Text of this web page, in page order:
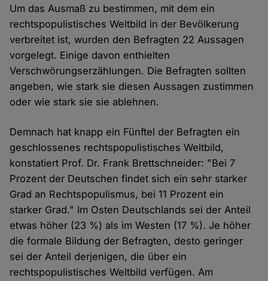
Um das Ausmaß zu bestimmen, mit dem ein
rechtspopulistisches Weltbild in der Bevölkerung
verbreitet ist, wurden den Befragten 22 Aussagen
vorgelegt. Einige davon enthielten
Verschwörungserzählungen. Die Befragten sollten
angeben, wie stark sie diesen Aussagen zustimmen
oder wie stark sie sie ablehnen.
Demnach hat knapp ein Fünftel der Befragten ein
geschlossenes rechtspopulistisches Weltbild,
konstatiert Prof. Dr. Frank Brettschneider: "Bei 7
Prozent der Deutschen findet sich ein sehr starker
Grad an Rechtspopulismus, bei 11 Prozent ein
starker Grad." Im Osten Deutschlands sei der Anteil
etwas höher (23 %) als im Westen (17 %). Je höher
die formale Bildung der Befragten, desto geringer
sei der Anteil derjenigen, die über ein
rechtspopulistisches Weltbild verfügen. Am